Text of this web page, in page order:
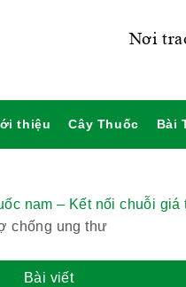
Nơi
thiệu Cây Thuốc Bài
nam – Kết nối chuỗi giá
chống ung thư
Bài viết